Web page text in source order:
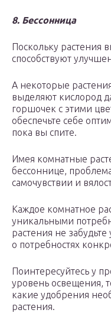
8. Бессонница
Поскольку растения
способствуют
А некоторые
выделяют кислород
горшочек с этими
обеспечьте себе
пока вы спите.
Имея комнатные
бессоннице,
самочувствии и
Каждое комнатное
уникальными
растения не
о потребностях
Поинтересуйтесь у
уровень освещения,
какие удобрения
растения.